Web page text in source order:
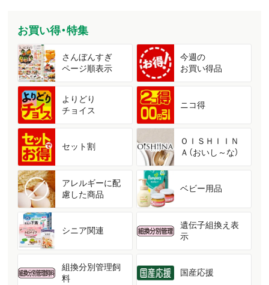
お買い得・特集
さんぼんすぎ
ページ順表示
今週の
お買い得品
よりどり
チョイス
ニコ得
セット割
ＯＩＳＨＩＩＮ
Ａ（おいし～な）
アレルギーに配
慮した商品
ベビー用品
シニア関連
遺伝子組換え表
示
組換分別管理飼
料
国産応援